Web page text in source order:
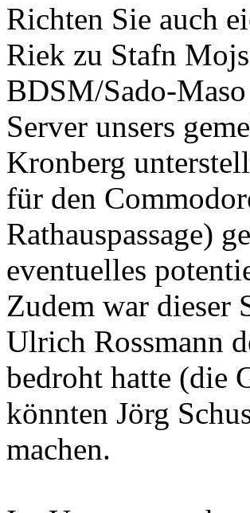
Richten Sie auch
Riek zu Stafn
BDSM/Sado-
Server unsers
Kronberg
für den
Rathauspassage)
eventuelles
Zudem war dieser
Ulrich Rossmann
bedroht hatte (die
könnten Jörg
machen.